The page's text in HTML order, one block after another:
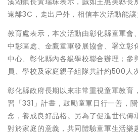
遠離3C，走出戶外，相信本次活動能讓
教育處表示，本次活動由彰化縣童軍會
中彰區處、金鷹童軍發展協會、署立彰
中心、彰化縣內各級學校聯合辦理；參
員、學校及家庭親子組隊共計約500人
彰化縣政府長期以來非常重視童軍教育
習「331」計晝，鼓勵童軍日行一善，
念，養成良好品格。另為了促進世代傳
對於家庭的意義，共同體驗童軍生活樂